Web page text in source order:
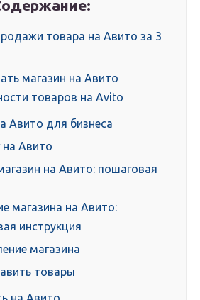
товара на Авито за 3
магазин на Авито
товаров на Avito
Авито для бизнеса
Авито
на Авито: пошаговая
магазина на Авито:
инструкция
магазина
товары